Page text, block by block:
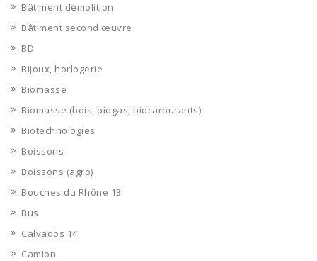
Bâtiment démolition
Bâtiment second œuvre
BD
Bijoux, horlogerie
Biomasse
Biomasse (bois, biogas, biocarburants)
Biotechnologies
Boissons
Boissons (agro)
Bouches du Rhône 13
Bus
Calvados 14
Camion